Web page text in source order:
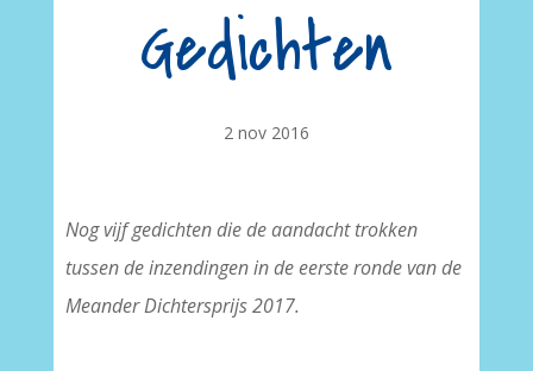
Gedichten
2 nov 2016
Nog vijf gedichten die de aandacht trokken
tussen de inzendingen in de eerste ronde van de
Meander Dichtersprijs 2017.